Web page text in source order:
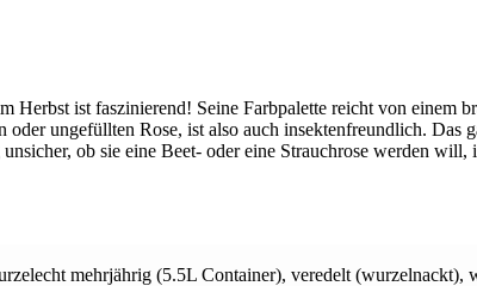
Herbst ist faszinierend! Seine Farbpalette reicht von
oder ungefüllten Rose, ist also auch insektenfreundlich.
ob sie eine Beet- oder eine Strauchrose werden will,
mehrjährig (5.5L Container), veredelt (wurzelnackt),